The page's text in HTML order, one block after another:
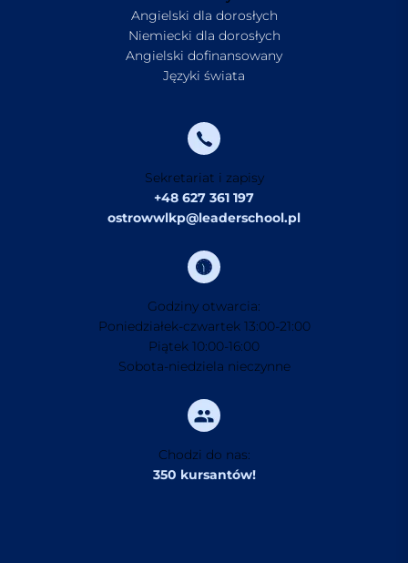
Angielski dla dorosłych
Niemiecki dla dorosłych
Angielski dofinansowany
Języki świata
Sekretariat i zapisy
+48 627 361 197
ostrowwlkp@leaderschool.pl
Godziny otwarcia:
Poniedziałek-czwartek 13:00-21:00
Piątek 10:00-16:00
Sobota-niedziela nieczynne
Chodzi do nas:
350 kursantów!